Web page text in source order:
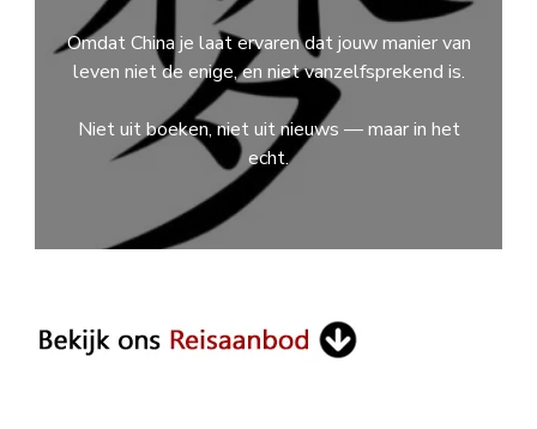
Omdat China je laat ervaren dat jouw manier van
leven niet de enige, en niet vanzelfsprekend is.
Niet uit boeken, niet uit nieuws — maar in het
echt.